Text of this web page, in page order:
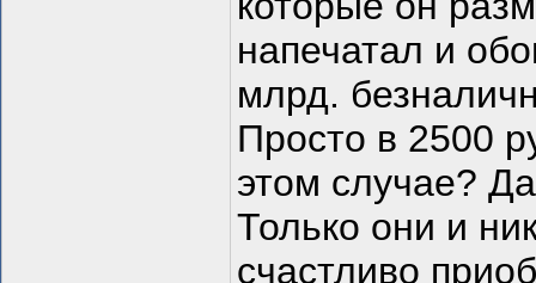
напечатал и
млрд.
Просто в 2500
этом случае?
Только они и
счастливо